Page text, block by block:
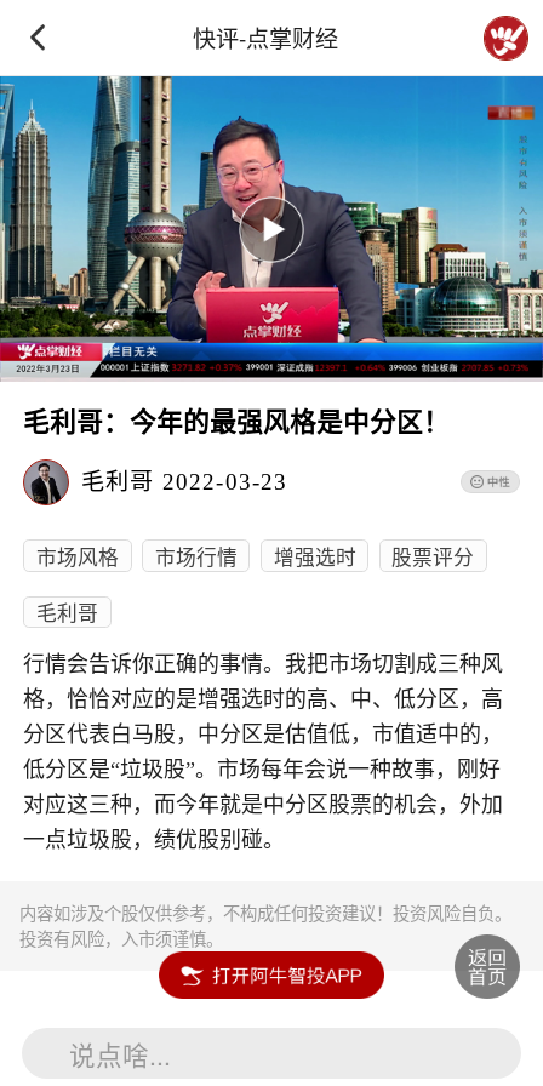
快评-点掌财经
毛利哥：今年的最强风格是中分区！
毛利哥 2022-03-23
市场风格 市场行情 增强选时
股票评分
毛利哥
行情会告诉你正确的事情。我把市场切割成三种风
格，恰恰对应的是增强选时的高、中、低分区，高
分区代表白马股，中分区是估值低，市值适中的，
低分区是“垃圾股”。市场每年会说一种故事，刚好
对应这三种，而今年就是中分区股票的机会，外加
一点垃圾股，绩优股别碰。
内容如涉及个股仅供参考，不构成任何投资建议！投资风险自负。
投资有风险，入市须谨慎。
说点啥...